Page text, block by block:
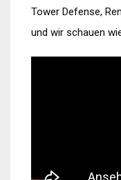
Tower Defense,
und wir schauen